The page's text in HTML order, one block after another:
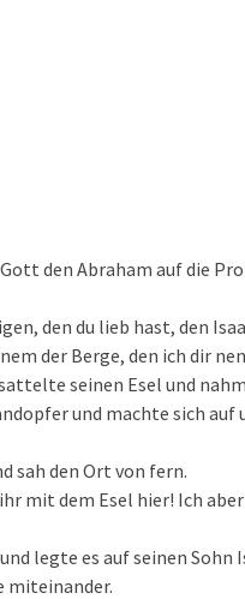
den Abraham auf die
den du lieb hast, den
der Berge, den ich dir
seinen Esel und
und machte sich auf
sah den Ort von fern.
mit dem Esel hier! Ich
legte es auf seinen Sohn
miteinander.